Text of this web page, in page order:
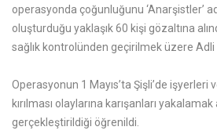
operasyonda çoğunluğunu ‘Anarşistler’
oluşturduğu yaklaşık 60 kişi gözaltına
sağlık kontrolünden geçirilmek üzere Adli
Operasyonun 1 Mayıs’ta Şişli’de işyerleri
kırılması olaylarına karışanları yakalamak
gerçekleştirildiği öğrenildi.